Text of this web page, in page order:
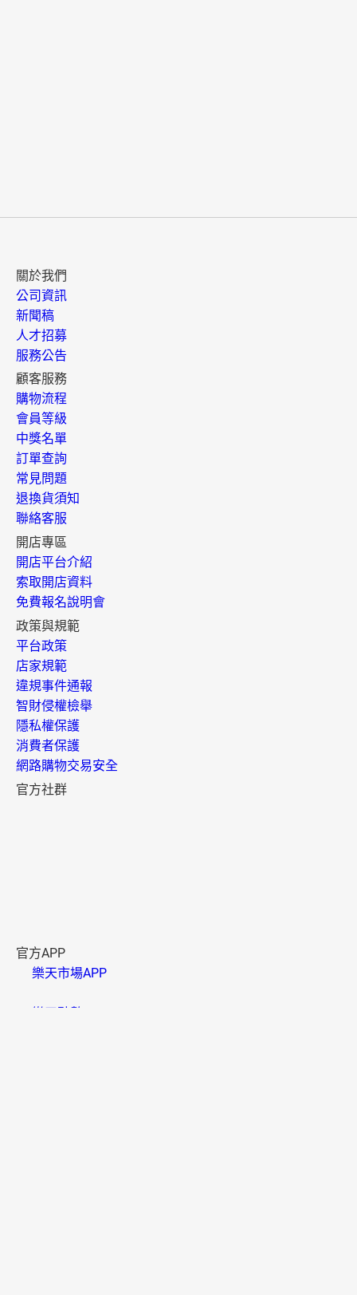
關於我們
公司資訊
新聞稿
人才招募
服務公告
顧客服務
購物流程
會員等級
中獎名單
訂單查詢
常見問題
退換貨須知
聯絡客服
開店專區
開店平台介紹
索取開店資料
免費報名說明會
政策與規範
平台政策
店家規範
違規事件通報
智財侵權檢舉
隱私權保護
消費者保護
網路購物交易安全
官方社群
官方APP
樂天市場APP
樂天點數 APP